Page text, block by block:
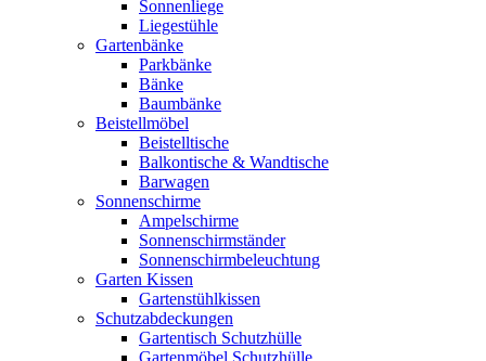
Sonnenliege
Liegestühle
Gartenbänke
Parkbänke
Bänke
Baumbänke
Beistellmöbel
Beistelltische
Balkontische & Wandtische
Barwagen
Sonnenschirme
Ampelschirme
Sonnenschirmständer
Sonnenschirmbeleuchtung
Garten Kissen
Gartenstühlkissen
Schutzabdeckungen
Gartentisch Schutzhülle
Gartenmöbel Schutzhülle